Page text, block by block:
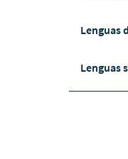
Lenguas
Lenguas